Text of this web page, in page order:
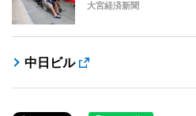
大宮経済新聞
中日ビル